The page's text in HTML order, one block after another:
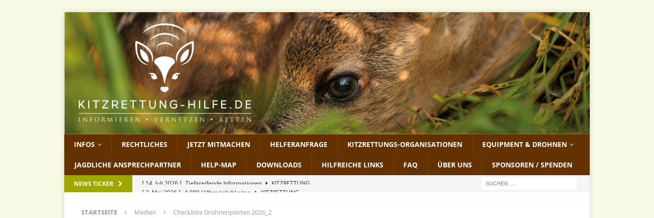
INFOS RECHTLICHES JETZT MITMACHEN HELFERANFRAGE KITZRETTUNGS-ORGANISATIONEN EQUIPMENT & DROHNEN
JAGDLICHE ANSPRECHPARTNER HELP-MAP DOWNLOADS HILFREICHE LINKS FAQ ÜBER UNS SPONSOREN / SPENDEN
NEWS TICKER [ 2. Mai 2026 ] 4.000 Hilfsmöglichkeiten
KITZRETTUNG
[ 27. März 2026 ] KitzCon 2026
MEDIEN
STARTSEITE Medien Checkliste Drohnenpiloten 2026_2